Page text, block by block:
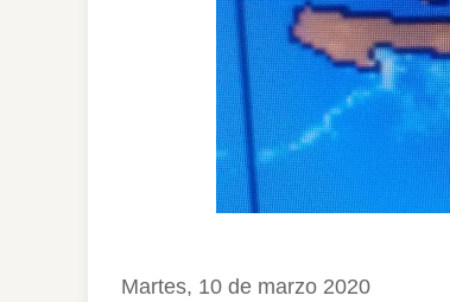
Martes, 10 de marzo 2020